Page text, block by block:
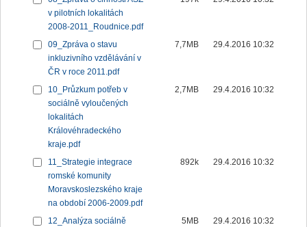
v pilotních lokalitách
2008-2011_Roudnice.pdf
09_Zpráva o stavu
inkluzivního vzdělávání v
ČR v roce 2011.pdf
7,7MB 29.4.2016 10:32
10_Průzkum potřeb v
sociálně vyloučených
lokalitách
Královéhradeckého
kraje.pdf
2,7MB 29.4.2016 10:32
11_Strategie integrace
romské komunity
Moravskoslezského kraje
na období 2006-2009.pdf
892k 29.4.2016 10:32
12_Analýza sociálně
5MB 29.4.2016 10:32